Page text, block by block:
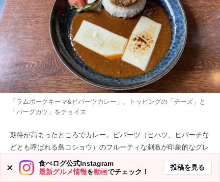
「ラムポークキーマ&ピパーツカレー」、トッピングの「チーズ」と
「バーグカツ」をチョイス
期待が高まったところでカレー。ピパーツ（ヒハツ、ヒバーチな
どとも呼ばれる島コショウ）のフルーティな刺激が印象的なグレ
イビーは、島パインも隠し味となって程よい甘みと酸味が印象
的。焼きを入れた鶏ガラと牛すじの香りとうまみにスパイスの香
食べログ公式Instagram
最新グルメ情報を動画でチェック！
投稿を見る